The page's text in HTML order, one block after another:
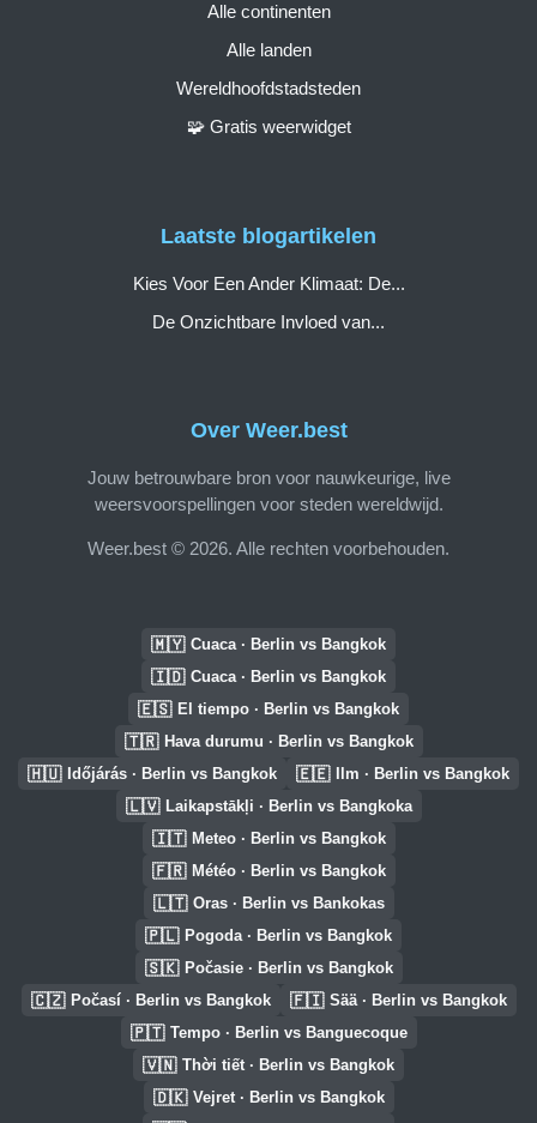
Over Weer.best
Jouw betrouwbare bron voor nauwkeurige, live
weersvoorspellingen voor steden wereldwijd.
Weer.best © 2026. Alle rechten voorbehouden.
Alle continenten
Alle landen
Wereldhoofdstadsteden
🧩 Gratis weerwidget
Laatste blogartikelen
Kies Voor Een Ander Klimaat: De...
De Onzichtbare Invloed van...
🇲🇾 Cuaca · Berlin vs Bangkok
🇮🇩 Cuaca · Berlin vs Bangkok
🇪🇸 El tiempo · Berlin vs Bangkok
🇹🇷 Hava durumu · Berlin vs Bangkok
🇭🇺 Időjárás · Berlin vs Bangkok 🇪🇪 Ilm · Berlin vs Bangkok
🇱🇻 Laikapstākļi · Berlin vs Bangkoka
🇮🇹 Meteo · Berlin vs Bangkok
🇫🇷 Météo · Berlin vs Bangkok
🇱🇹 Oras · Berlin vs Bankokas
🇵🇱 Pogoda · Berlin vs Bangkok
🇸🇰 Počasie · Berlin vs Bangkok
🇨🇿 Počasí · Berlin vs Bangkok 🇫🇮 Sää · Berlin vs Bangkok
🇵🇹 Tempo · Berlin vs Banguecoque
🇻🇳 Thời tiết · Berlin vs Bangkok
🇩🇰 Vejret · Berlin vs Bangkok